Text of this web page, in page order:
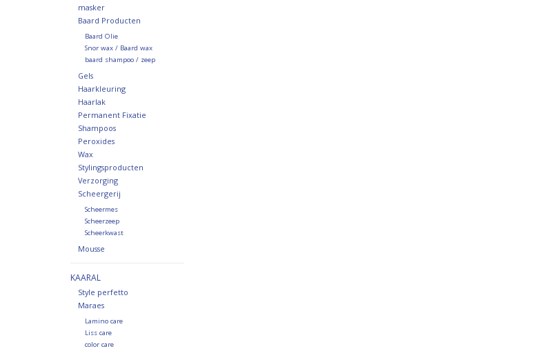
masker
Baard Producten
Baard Olie
Snor wax / Baard wax
baard shampoo / zeep
Gels
Haarkleuring
Haarlak
Permanent Fixatie
Shampoos
Peroxides
Wax
Stylingsproducten
Verzorging
Scheergerij
Scheermes
Scheerzeep
Scheerkwast
Mousse
KAARAL
Style perfetto
Maraes
Lamino care
Liss care
color care